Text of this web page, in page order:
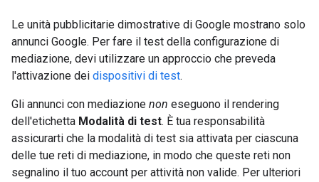
Le unità pubblicitarie dimostrative di Google mostrano solo
annunci Google. Per fare il test della configurazione di
mediazione, devi utilizzare un approccio che preveda
l'attivazione dei dispositivi di test.
Gli annunci con mediazione non eseguono il rendering
dell'etichetta Modalità di test. È tua responsabilità
assicurarti che la modalità di test sia attivata per ciascuna
delle tue reti di mediazione, in modo che queste reti non
segnalino il tuo account per attività non valide. Per ulteriori